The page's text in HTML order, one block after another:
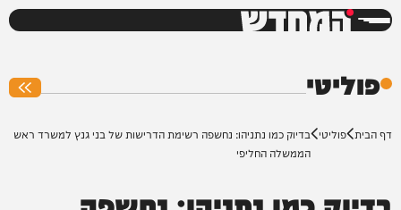
המחדש
פוליטי
דף הבית פוליטי בדיוק כמו נתניהו: נחשפה רשימת הדרישות של בני גנץ למשרד ראש
הממשלה החליפי